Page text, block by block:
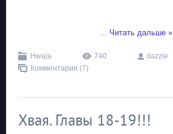
... Читать дальше »
Hwaja 740 dazzle
Комментарии (7)
Хвая. Главы 18-19!!!